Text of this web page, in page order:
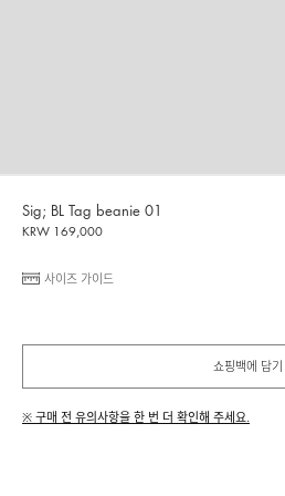
Sig; BL Tag beanie 01
KRW 169,000
사이즈 가이드
쇼핑백에 담기
※ 구매 전 유의사항을 한 번 더 확인해 주세요.